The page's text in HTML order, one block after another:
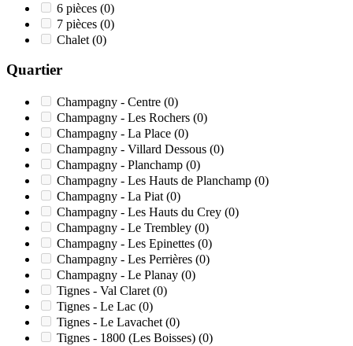
6 pièces (0)
7 pièces (0)
Chalet (0)
Quartier
Champagny - Centre (0)
Champagny - Les Rochers (0)
Champagny - La Place (0)
Champagny - Villard Dessous (0)
Champagny - Planchamp (0)
Champagny - Les Hauts de Planchamp (0)
Champagny - La Piat (0)
Champagny - Les Hauts du Crey (0)
Champagny - Le Trembley (0)
Champagny - Les Epinettes (0)
Champagny - Les Perrières (0)
Champagny - Le Planay (0)
Tignes - Val Claret (0)
Tignes - Le Lac (0)
Tignes - Le Lavachet (0)
Tignes - 1800 (Les Boisses) (0)